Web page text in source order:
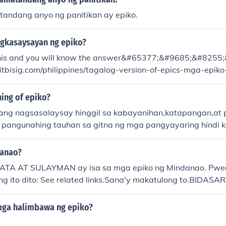
ng kalaban kahit hindi mo pa utusan. Ang muling
apat na salot na tinalo ng kapatid ng hari na si Prinsipe
Indarapatra na matapos niyang ihagis sa kaaway
nilang talinin ang lahat ng mga mga
Ang apat na salot na kamangha mangha rin sa
is
tao Tarabusaw, anyong tao na nangangain ng tao Pha,
na siyang nakapagpapadilim ng bundok Kurayan, isang
anyo ng panitikan ay epiko.
ng epiko?
and you will know the
philippines/tagalog-version-of-epics-mga-
ng-epiko.1030/page/0/1
of epiko?
nagsasalaysay hinggil sa kabayanihan,katapangan,at
tauhan sa gitna ng mga pangyayaring hindi
AT SULAYMAN ay isa sa mga epiko ng Mindanao.
ito dito: See related links.Sana'y makatulong
halimbawa ng epiko?